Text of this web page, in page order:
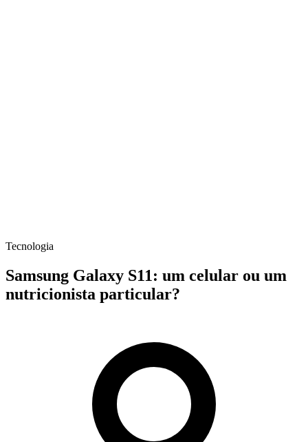
Tecnologia
Samsung Galaxy S11: um celular ou um
nutricionista particular?